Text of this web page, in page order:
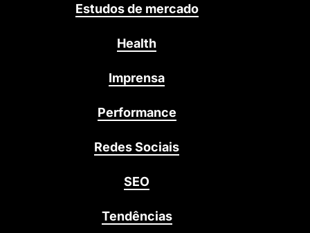
Estudos de mercado
Health
Imprensa
Performance
Redes Sociais
SEO
Tendências